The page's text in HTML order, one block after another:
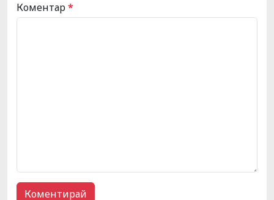
Коментар*